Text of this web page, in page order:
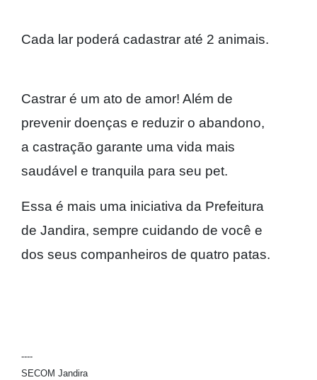
Cada lar poderá cadastrar até 2 animais.
Castrar é um ato de amor! Além de
prevenir doenças e reduzir o abandono,
a castração garante uma vida mais
saudável e tranquila para seu pet.
Essa é mais uma iniciativa da Prefeitura
de Jandira, sempre cuidando de você e
dos seus companheiros de quatro patas.
----
SECOM Jandira